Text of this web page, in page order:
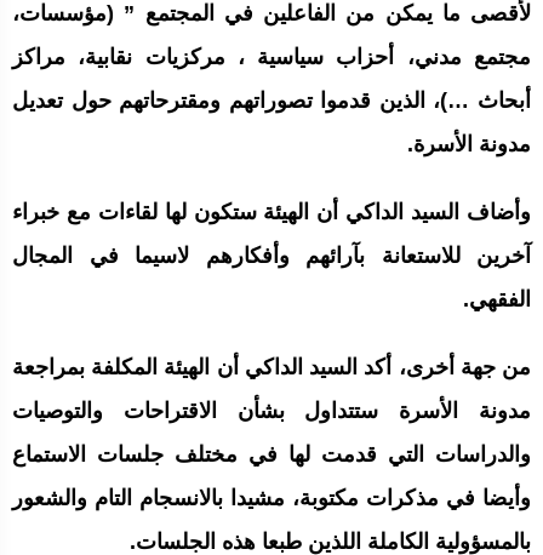
لأقصى ما يمكن من الفاعلين في المجتمع ” (مؤسسات،
مجتمع مدني، أحزاب سياسية ، مركزيات نقابية، مراكز
أبحاث …)، الذين قدموا تصوراتهم ومقترحاتهم حول تعديل
مدونة الأسرة.
وأضاف السيد الداكي أن الهيئة ستكون لها لقاءات مع خبراء
آخرين للاستعانة بآرائهم وأفكارهم لاسيما في المجال
الفقهي.
من جهة أخرى، أكد السيد الداكي أن الهيئة المكلفة بمراجعة
مدونة الأسرة ستتداول بشأن الاقتراحات والتوصيات
والدراسات التي قدمت لها في مختلف جلسات الاستماع
وأيضا في مذكرات مكتوبة، مشيدا بالانسجام التام والشعور
بالمسؤولية الكاملة اللذين طبعا هذه الجلسات.